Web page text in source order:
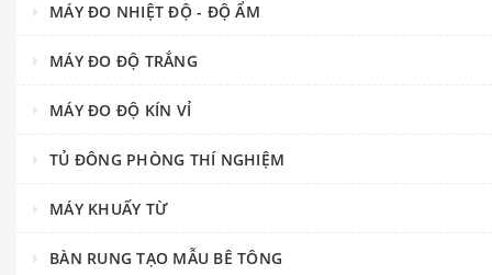
MÁY ĐO NHIỆT ĐỘ - ĐỘ ẨM
MÁY ĐO ĐỘ TRẮNG
MÁY ĐO ĐỘ KÍN VỈ
TỦ ĐÔNG PHÒNG THÍ NGHIỆM
MÁY KHUẤY TỪ
BÀN RUNG TẠO MẪU BÊ TÔNG